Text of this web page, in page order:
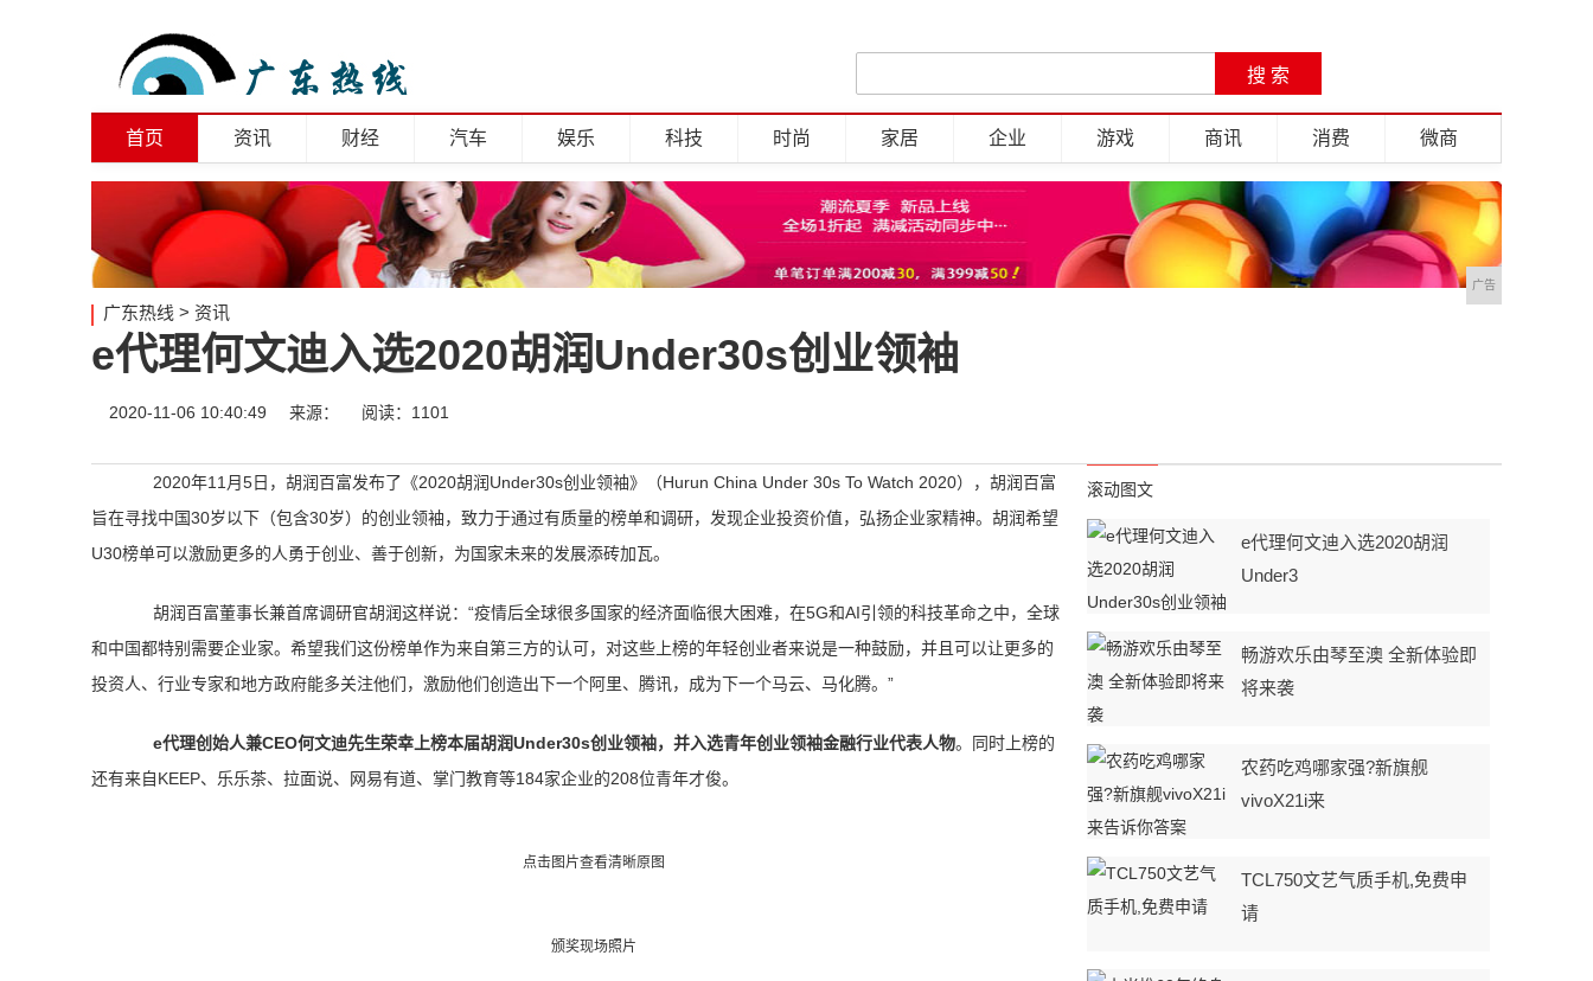
首页 资讯 财经 汽车 娱乐 科技 时尚 家居 企业 游戏 商讯 消费 微商
广告
广东热线 > 资讯
e代理何文迪入选2020胡润Under30s创业领袖
2020-11-06 10:40:49 来源： 阅读：1101
2020年11月5日，胡润百富发布了《2020胡润Under30s创业领袖》（Hurun China Under 30s To Watch 2020），胡润百富
旨在寻找中国30岁以下（包含30岁）的创业领袖，致力于通过有质量的榜单和调研，发现企业投资价值，弘扬企业家精神。胡润希望
U30榜单可以激励更多的人勇于创业、善于创新，为国家未来的发展添砖加瓦。
胡润百富董事长兼首席调研官胡润这样说：“疫情后全球很多国家的经济面临很大困难，在5G和AI引领的科技革命之中，全球
和中国都特别需要企业家。希望我们这份榜单作为来自第三方的认可，对这些上榜的年轻创业者来说是一种鼓励，并且可以让更多的
投资人、行业专家和地方政府能多关注他们，激励他们创造出下一个阿里、腾讯，成为下一个马云、马化腾。”
e代理创始人兼CEO何文迪先生荣幸上榜本届胡润Under30s创业领袖，并入选青年创业领袖金融行业代表人物。同时上榜的
还有来自KEEP、乐乐茶、拉面说、网易有道、掌门教育等184家企业的208位青年才俊。
点击图片查看清晰原图
颁奖现场照片
滚动图文
e代理何文迪入选2020胡润
Under3
畅游欢乐由琴至澳 全新体验即
将来袭
农药吃鸡哪家强?新旗舰
vivoX21i来
TCL750文艺气质手机,免费申
请